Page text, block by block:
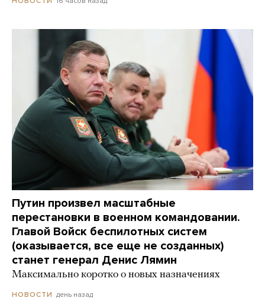
Путин произвел масштабные
перестановки в военном командовании.
Главой Войск беспилотных систем
(оказывается, все еще не созданных)
станет генерал Денис Лямин
Максимально коротко о новых назначениях
НОВОСТИ день назад